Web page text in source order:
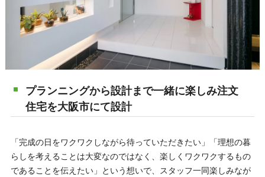
プランニングから設計まで一緒に楽しみ注文
住宅を大阪市にて設計
「完成の日をワクワクしながら待っていただきたい」「理想の暮
らしを考えることは大変なのではなく、楽しくワクワクするもの
であることを伝えたい」という想いで、スタッフ一同楽しみなが